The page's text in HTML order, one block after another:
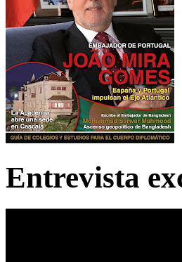
Entrevista